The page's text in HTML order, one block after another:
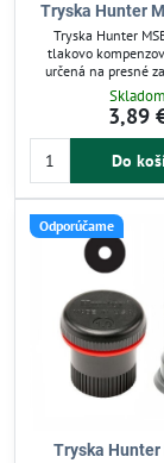
Tryska Hunter
Tryska Hunter
tlakovo
určená na presné
stromov, kríkov a
fixný uhol
rovnomerne
prietokom 1,9 l/min
0,46 m. Jednoducho
závitom a
upchávaniu.
zabezpečuje
zavlažovanie
Skladom
3,89
Do
Odporúčame
Tryska Hunter